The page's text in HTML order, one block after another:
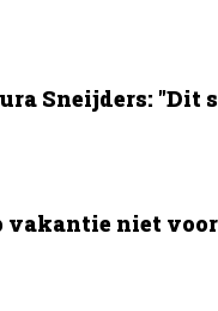
Sneijders:
niet